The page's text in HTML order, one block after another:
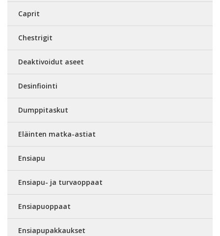
Caprit
Chestrigit
Deaktivoidut aseet
Desinfiointi
Dumppitaskut
Eläinten matka-astiat
Ensiapu
Ensiapu- ja turvaoppaat
Ensiapuoppaat
Ensiapupakkaukset